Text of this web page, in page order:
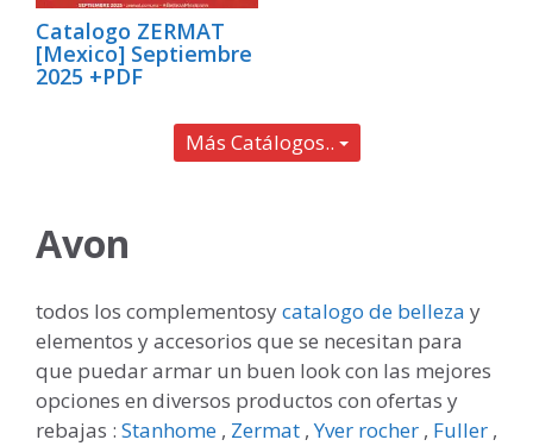
Catalogo ZERMAT
[Mexico] Septiembre
2025 +PDF
Más Catálogos..
Avon
todos los complementosycatalogo de belleza y
elementos y accesorios que se necesitan para
que puedar armar un buen look con las mejores
opciones en diversos productos con ofertas y
rebajas : Stanhome , Zermat ,Yver rocher , Fuller ,